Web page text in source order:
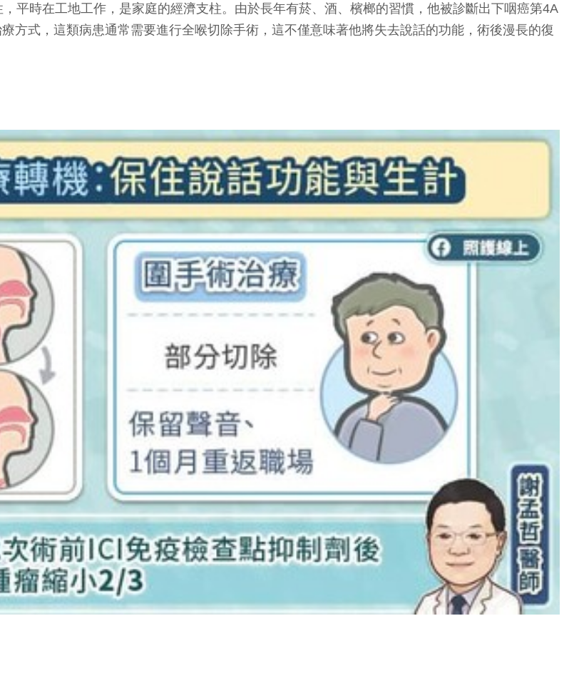
平時在工地工作，是家庭的經濟支柱。由於長年有菸、酒、檳榔的習慣，他被診斷出下咽癌第4A
方式，這類病患通常需要進行全喉切除手術，這不僅意味著他將失去說話的功能，術後漫長的復